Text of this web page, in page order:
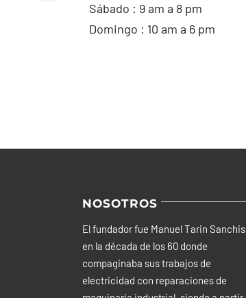
Sábado : 9 am a 8 pm
Domingo : 10 am a 6 pm
NOSOTROS
El fundador fue Manuel Tarin Sanchis
en la década de los 60 donde
compaginaba sus trabajos de
electricidad con reparaciones de